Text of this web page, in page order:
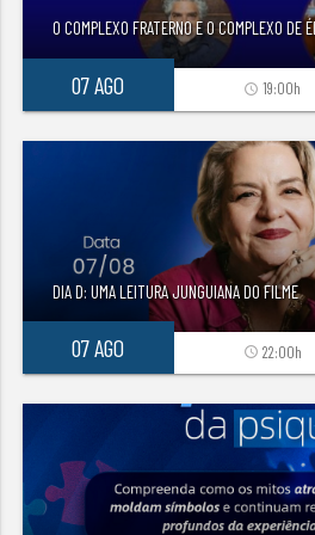
O COMPLEXO FRATERNO E O COMPLEXO DE
07 AGO access_time 19:00h
DIA D: UMA LEITURA JUNGUIANA DO FILME
07 AGO access_time 22:00h